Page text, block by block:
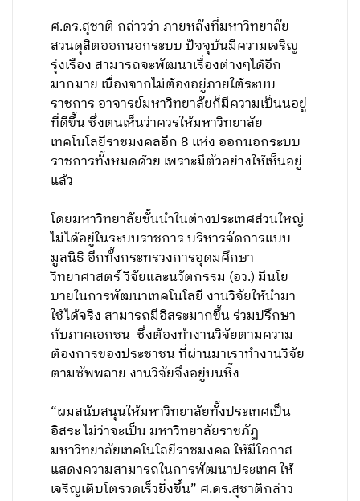
ศ.ดร.สุชาติ กล่าวว่า ภายหลังที่มหาวิทยาลัย
สวนดุสิตออกนอกระบบ ปัจจุบันมีความเจริญ
รุ่งเรือง สามารถจะพัฒนาเรื่องต่างๆได้อีก
มากมาย เนื่องจากไม่ต้องอยู่ภายใต้ระบบ
ราชการ อาจารย์มหาวิทยาลัยก็มีความเป็นนอยู่
ที่ดีขึ้น ซึ่งตนเห็นว่าควรให้มหาวิทยาลัย
เทคโนโลยีราชมงคลอีก 8 แห่ง ออกนอกระบบ
ราชการทั้งหมดด้วย เพราะมีตัวอย่างให้เห็นอยู่
แล้ว
โดยมหาวิทยาลัยชั้นนำในต่างประเทศส่วนใหญ่
ไม่ได้อยู่ในระบบราชการ บริหารจัดการแบบ
มูลนิธิ อีกทั้งกระทรวงการอุดมศึกษา
วิทยาศาสตร์ วิจัยและนวัตกรรม (อว.) มีนโย
บายในการพัฒนาเทคโนโลยี งานวิจัยให้นำมา
ใช้ได้จริง สามารถมีอิสระมากขึ้น ร่วมปรึกษา
กับภาคเอกชน ซึ่งต้องทำงานวิจัยตามความ
ต้องการของประชาชน ที่ผ่านมาเราทำงานวิจัย
ตามซัพพลาย งานวิจัยจึงอยู่บนหิ้ง
“ผมสนับสนุนให้มหาวิทยาลัยทั้งประเทศเป็น
อิสระ ไม่ว่าจะเป็น มหาวิทยาลัยราชภัฏ
มหาวิทยาลัยเทคโนโลยีราชมงคล ให้มีโอกาส
แสดงความสามารถในการพัฒนาประเทศ ให้
เจริญเติบโตรวดเร็วยิ่งขึ้น” ศ.ดร.สุชาติกล่าว